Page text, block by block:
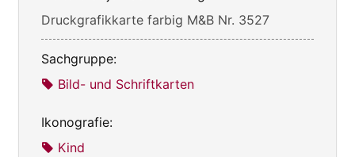
Druckgrafikkarte farbig M&B Nr. 3527
Sachgruppe:
Bild- und Schriftkarten
Ikonografie:
Kind